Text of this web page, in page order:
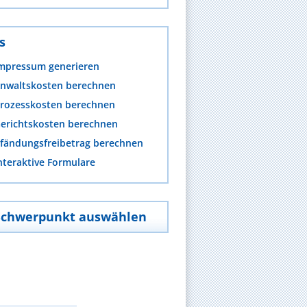
generieren
berechnen
berechnen
berechnen
berechnen
Formulare
auswählen